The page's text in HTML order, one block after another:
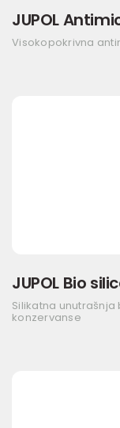
JUPOL
Visokopokrivna
JUPOL Bio
Silikatna
konzervanse